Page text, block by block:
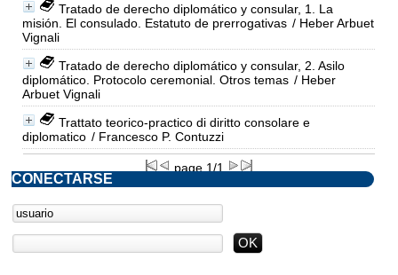
Tratado de derecho diplomático y consular, 1. La
misión. El consulado. Estatuto de prerrogativas / Heber Arbuet
Vignali
Tratado de derecho diplomático y consular, 2. Asilo
diplomático. Protocolo ceremonial. Otros temas / Heber
Arbuet Vignali
Trattato teorico-practico di diritto consolare e
diplomatico / Francesco P. Contuzzi
page 1/1
CONECTARSE